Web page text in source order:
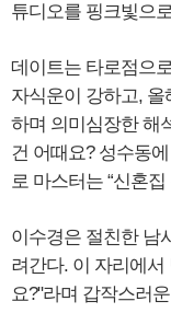
튜디오를 핑크빛으
데이트는 타로점으
자식운이 강하고,
하며 의미심장한 해
건 어때요? 성수동
로 마스터는 “신혼
이수경은 절친한 남
려간다. 이 자리에서
요?"라며 갑작스러